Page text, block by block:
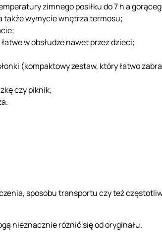
zimnego posiłku do 7 h a
także wymycie wnętrza termosu;
w obsłudze nawet przez dzieci;
(kompaktowy zestaw, który łatwo
czy piknik;
sposobu transportu czy też
nieznacznie różnić się od oryginału.